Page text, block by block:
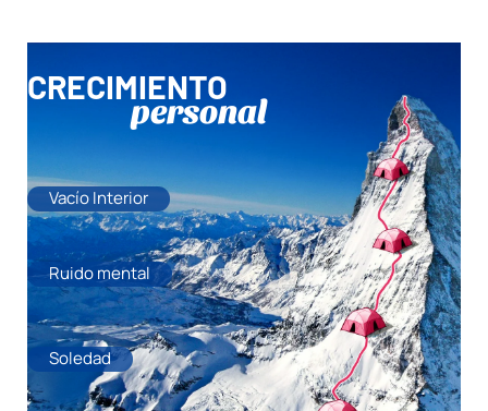
CRECIMIENTO
personal
Vacío Interior
Ruido mental
Soledad